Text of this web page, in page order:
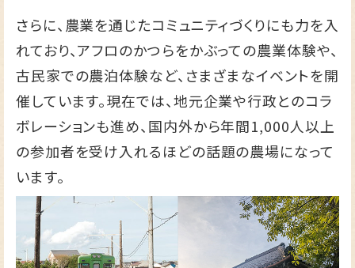
さらに、農業を通じたコミュニティづくりにも力を入
れており、アフロのかつらをかぶっての農業体験や、
古民家での農泊体験など、さまざまなイベントを開
催しています。現在では、地元企業や行政とのコラ
ボレーションも進め、国内外から年間1,000人以上
の参加者を受け入れるほどの話題の農場になって
います。